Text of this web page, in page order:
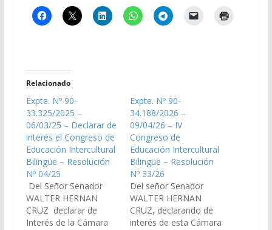
Relacionado
Expte. Nº 90-
33.325/2025 –
06/03/25 – Declarar de
interés el Congreso de
Educación Intercultural
Bilingüe – Resolución
Nº 04/25
Del Señor Senador
WALTER HERNAN
CRUZ declarar de
Interés de la Cámara
Expte. Nº 90-
34.188/2026 –
09/04/26 – IV
Congreso de
Educación Intercultural
Bilingüe – Resolución
Nº 33/26
Del señor Senador
WALTER HERNAN
CRUZ, declarando de
interés de esta Cámara